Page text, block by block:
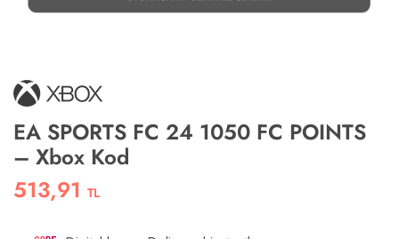
EA SPORTS FC 24 1050 FC POINTS
– Xbox Kod
513,91 TL